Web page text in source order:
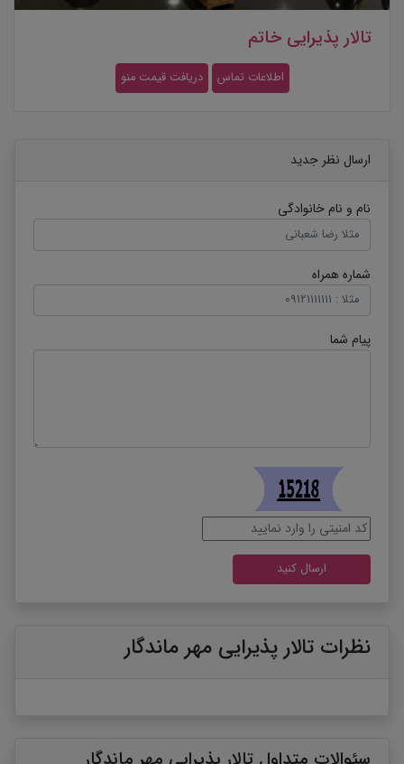
تالار پذیرایی خاتم
اطلاعات تماس دریافت قیمت منو
ارسال نظر جدید
نام و نام خانوادگی
شماره همراه
پیام شما
نظرات تالار پذیرایی مهر ماندگار